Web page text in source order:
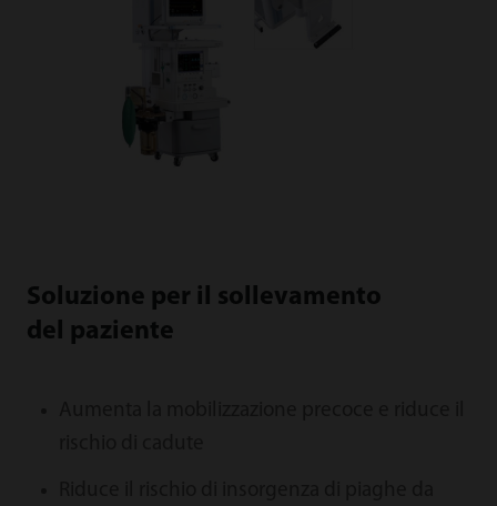
Soluzione per il sollevamento
del paziente